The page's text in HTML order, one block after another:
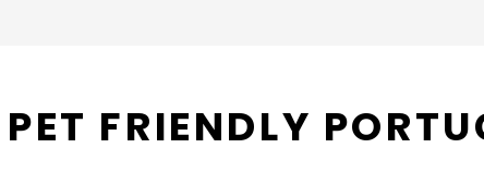
PET FRIENDLY